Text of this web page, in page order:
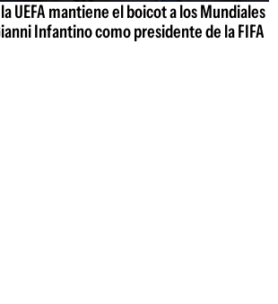
UEFA mantiene el boicot a los Mundiales
Infantino como presidente de la FIFA